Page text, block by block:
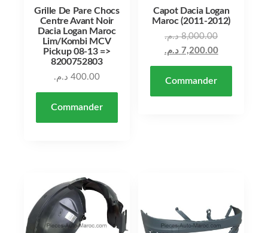
Grille De Pare Chocs
Centre Avant Noir
Dacia Logan Maroc
Lim/Kombi MCV
Pickup 08-13 =>
8200752803
400.00 د.م.
Commander
Capot Dacia Logan
Maroc (2011-2012)
8,000.00 د.م.
7,200.00 د.م.
Commander